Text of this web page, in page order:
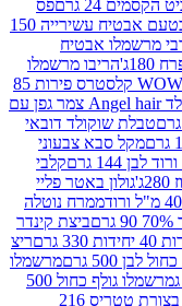
פס
פס טעים בטעם אבטיח עשירייה 150
מרשמלו
WOW Z קלסטרס פירות 85
שוקולד Angel hair צמר גפן עם
דובאי
צבעוני
קלבי
באטר פליי
ממרח נוטלה
ביצת קינדר
ריצ
מרשמלו
מרשמלו גולף כחול 500
סוכריות סודה בצורת טטריס 216